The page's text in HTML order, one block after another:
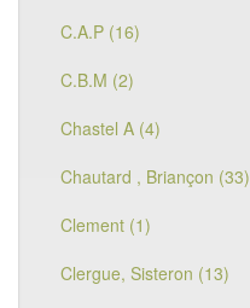
C.A.P (16)
C.B.M (2)
Chastel A (4)
Chautard , Briançon (33)
Clement (1)
Clergue, Sisteron (13)